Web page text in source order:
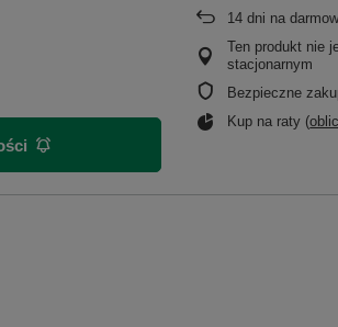
14 dni na
Ten produkt nie
stacjonarnym
Bezpieczne
Kup na raty (